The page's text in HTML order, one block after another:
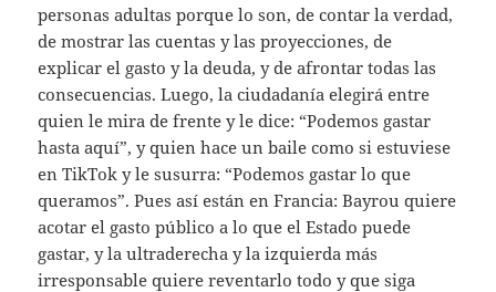
personas adultas porque lo son, de contar la verdad,
de mostrar las cuentas y las proyecciones, de
explicar el gasto y la deuda, y de afrontar todas las
consecuencias. Luego, la ciudadanía elegirá entre
quien le mira de frente y le dice: “Podemos gastar
hasta aquí”, y quien hace un baile como si estuviese
en TikTok y le susurra: “Podemos gastar lo que
queramos”. Pues así están en Francia: Bayrou quiere
acotar el gasto público a lo que el Estado puede
gastar, y la ultraderecha y la izquierda más
irresponsable quiere reventarlo todo y que siga